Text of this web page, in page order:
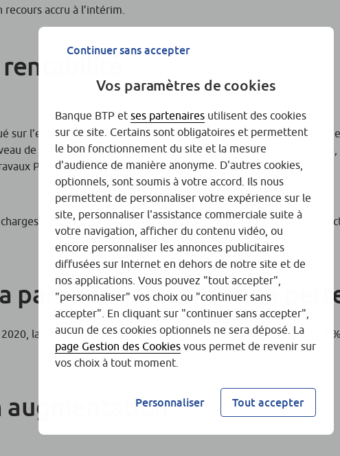
accru à l’intérim.
sur l’ensemble des secteurs. Sans surprise, la rentabilité décroche
de 2016. Elle atteint respectivement, 3,0 % pour le Gros-Œuvre,
Publics.
n’ont pas pu être compressées, ayant une conséquence
part des entreprises en
la part des entreprises en perte croit sensiblement (plus de 4
augmentation
Continuer sans accepter
Vos paramètres de cookies
Banque BTP et ses partenaires utilisent des cookies
sur ce site. Certains sont obligatoires et permettent
le bon fonctionnement du site et la mesure
d'audience de manière anonyme. D'autres cookies,
optionnels, sont soumis à votre accord. Ils nous
permettent de personnaliser votre expérience sur le
site, personnaliser l'assistance commerciale suite à
votre navigation, afficher du contenu vidéo, ou
encore personnaliser les annonces publicitaires
diffusées sur Internet en dehors de notre site et de
nos applications. Vous pouvez "tout accepter",
"personnaliser" vos choix ou "continuer sans
accepter". En cliquant sur "continuer sans accepter",
aucun de ces cookies optionnels ne sera déposé. La
page Gestion des Cookies vous permet de revenir sur
vos choix à tout moment.
Personnaliser Tout accepter